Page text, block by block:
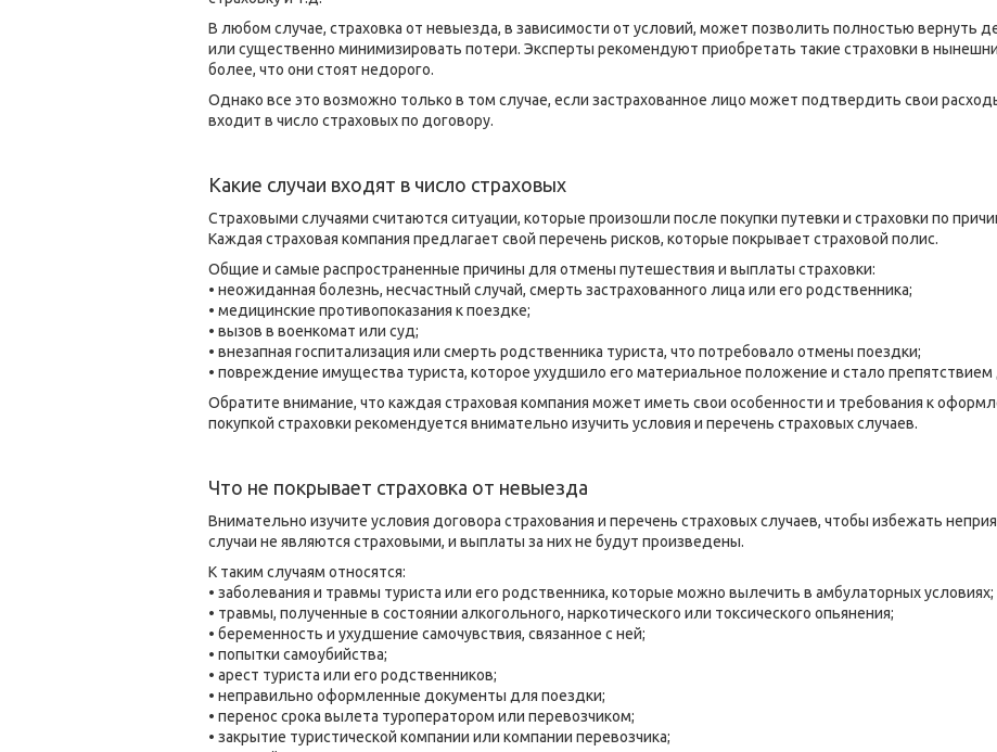
В любом случае, страховка от невыезда, в зависимости от условий, может позволить полностью вернуть
или существенно минимизировать потери. Эксперты рекомендуют приобретать такие страховки в
более, что они стоят недорого.
Однако все это возможно только в том случае, если застрахованное лицо может подтвердить свои
входит в число страховых по договору.
Какие случаи входят в число страховых
Страховыми случаями считаются ситуации, которые произошли после покупки путевки и страховки по
Каждая страховая компания предлагает свой перечень рисков, которые покрывает страховой полис.
Общие и самые распространенные причины для отмены путешествия и выплаты страховки:
• неожиданная болезнь, несчастный случай, смерть застрахованного лица или его родственника;
• медицинские противопоказания к поездке;
• вызов в военкомат или суд;
• внезапная госпитализация или смерть родственника туриста, что потребовало отмены поездки;
• повреждение имущества туриста, которое ухудшило его материальное положение и стало
Обратите внимание, что каждая страховая компания может иметь свои особенности и требования к
покупкой страховки рекомендуется внимательно изучить условия и перечень страховых случаев.
Что не покрывает страховка от невыезда
Внимательно изучите условия договора страхования и перечень страховых случаев, чтобы избежать
случаи не являются страховыми, и выплаты за них не будут произведены.
К таким случаям относятся:
• заболевания и травмы туриста или его родственника, которые можно вылечить в амбулаторных условиях;
• травмы, полученные в состоянии алкогольного, наркотического или токсического опьянения;
• беременность и ухудшение самочувствия, связанное с ней;
• попытки самоубийства;
• арест туриста или его родственников;
• неправильно оформленные документы для поездки;
• перенос срока вылета туроператором или перевозчиком;
• закрытие туристической компании или компании перевозчика;